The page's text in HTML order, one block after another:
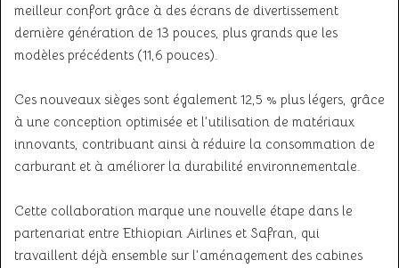
meilleur confort grâce à des écrans de divertissement
dernière génération de 13 pouces, plus grands que les
modèles précédents (11,6 pouces).
Ces nouveaux sièges sont également 12,5 % plus légers, grâce
à une conception optimisée et l’utilisation de matériaux
innovants, contribuant ainsi à réduire la consommation de
carburant et à améliorer la durabilité environnementale.
Cette collaboration marque une nouvelle étape dans le
partenariat entre Ethiopian Airlines et Safran, qui
travaillent déjà ensemble sur l’aménagement des cabines